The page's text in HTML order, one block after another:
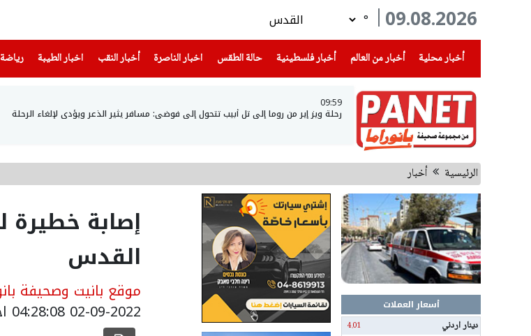
09.08.2026
°
أخبار محلية
(current) أخبار من العالم أخبار فلسطينية(current) حالة الطقس اخبار الناصرة
(current) أخبار النقب اخبار الطيبة(current) رياضة
(current)
09:59
رحلة ويز إير من روما إلى تل أبيب تتحول إلى فوضى: مسافر يثير الذعر ويؤدى لإلغاء الرحلة
الرئيسية أخبار
أسعار العملات
دينار اردني
4.01
إصابة
القدس
موقع بانيت وصحيفة
02-09-2022 04:28:08